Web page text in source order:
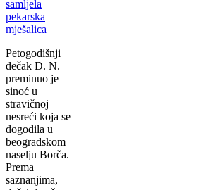
Petogodišnji
dečak D. N.
preminuo je
sinoć u
stravičnoj
nesreći koja se
dogodila u
beogradskom
naselju Borča.
Prema
saznanjima,